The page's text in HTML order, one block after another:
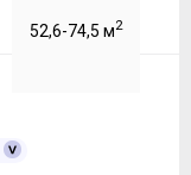
52,6-74,5 м2